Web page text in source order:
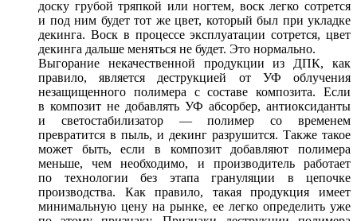
доску грубой тряпкой или ногтем, воск легко сотрется
и под ним будет тот же цвет, который был при укладке
декинга. Воск в процессе эксплуатации сотрется, цвет
декинга дальше меняться не будет. Это нормально.
Выгорание некачественной продукции из ДПК, как
правило, является деструкцией от УФ облучения
незащищенного полимера с составе композита. Если
в композит не добавлять УФ абсорбер, антиоксиданты
и светостабилизатор — полимер со временем
превратится в пыль, и декинг разрушится. Также такое
может быть, если в композит добавляют полимера
меньше, чем необходимо, и производитель работает
по технологии без этапа грануляции в цепочке
производства. Как правило, такая продукция имеет
минимальную цену на рынке, ее легко определить уже